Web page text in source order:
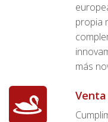
propia
más